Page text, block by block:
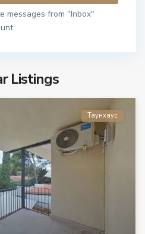
messages from "Inbox"
Listings
Таунхаус